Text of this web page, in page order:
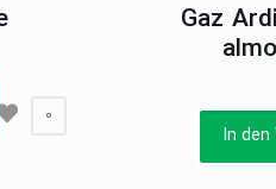
0
Gaz
In den